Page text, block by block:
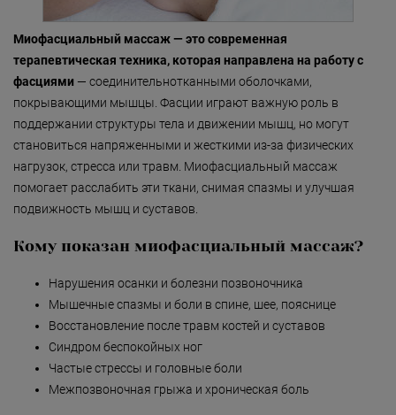
Миофасциальный массаж — это современная
терапевтическая техника, которая направлена на работу с
фасциями — соединительнотканными оболочками,
покрывающими мышцы. Фасции играют важную роль в
поддержании структуры тела и движении мышц, но могут
становиться напряженными и жесткими из-за физических
нагрузок, стресса или травм. Миофасциальный массаж
помогает расслабить эти ткани, снимая спазмы и улучшая
подвижность мышц и суставов.
Кому показан миофасциальный массаж?
Нарушения осанки и болезни позвоночника
Мышечные спазмы и боли в спине, шее, пояснице
Восстановление после травм костей и суставов
Синдром беспокойных ног
Частые стрессы и головные боли
Межпозвоночная грыжа и хроническая боль
Ультразвуковая
Локальным
Микромассажем
RF-терапия на
TriPollar (Израиль)
Мезороллер
Аппаратная чистка
Безинъекционная
тела на аппарате
(Израиль)
«Detoxygene»
«Beauty-ассорти»
«Леди Совершенство»
«Коруги»
«Секрет Красоты»
«Гармония»
«Only for Men»
«Mirific»
«Мануальная терапия»
«Остеопатия»
«Здоровая спина»
«Гранатовая